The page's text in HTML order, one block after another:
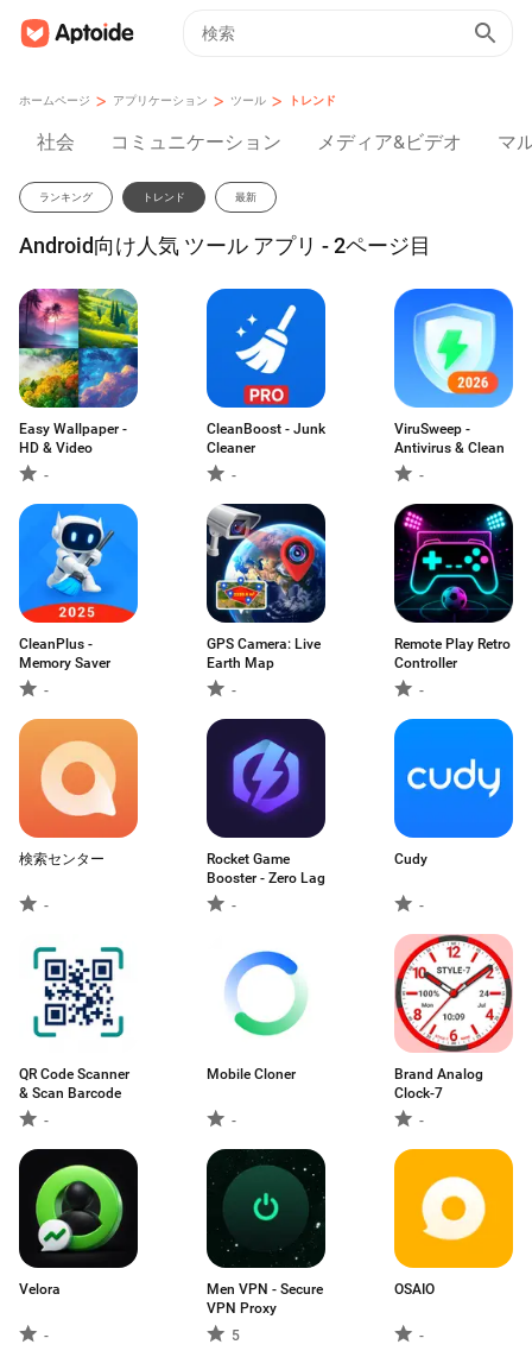
ホームページ > アプリケーション > ツール > トレンド
社会 コミュニケーション メディア&ビデオ マ
ランキング トレンド 最新
Android向け人気 ツール アプリ - 2ページ目
Easy Wallpaper -
HD & Video
-
CleanBoost - Junk
Cleaner
-
ViruSweep -
Antivirus & Clean
-
CleanPlus -
Memory Saver
-
GPS Camera: Live
Earth Map
-
Remote Play Retro
Controller
-
検索センター
-
Rocket Game
Booster - Zero Lag
-
Cudy
-
QR Code Scanner
& Scan Barcode
-
Mobile Cloner
-
Brand Analog
Clock-7
-
Velora
-
Men VPN - Secure
VPN Proxy
5
OSAIO
-